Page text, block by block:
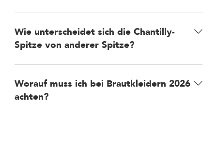
Wie unterscheidet sich die Chantilly-
Spitze von anderer Spitze?
Worauf muss ich bei Brautkleidern 2026
achten?